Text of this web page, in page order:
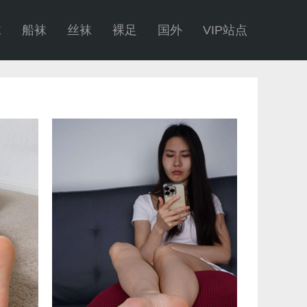
船袜 丝袜 裸足 国外 VIP站点